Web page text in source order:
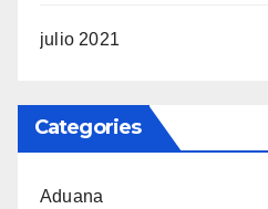
julio 2021
Categories
Aduana